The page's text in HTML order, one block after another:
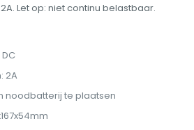
Let op: niet continu belastbaar.
2A
noodbatterij te plaatsen